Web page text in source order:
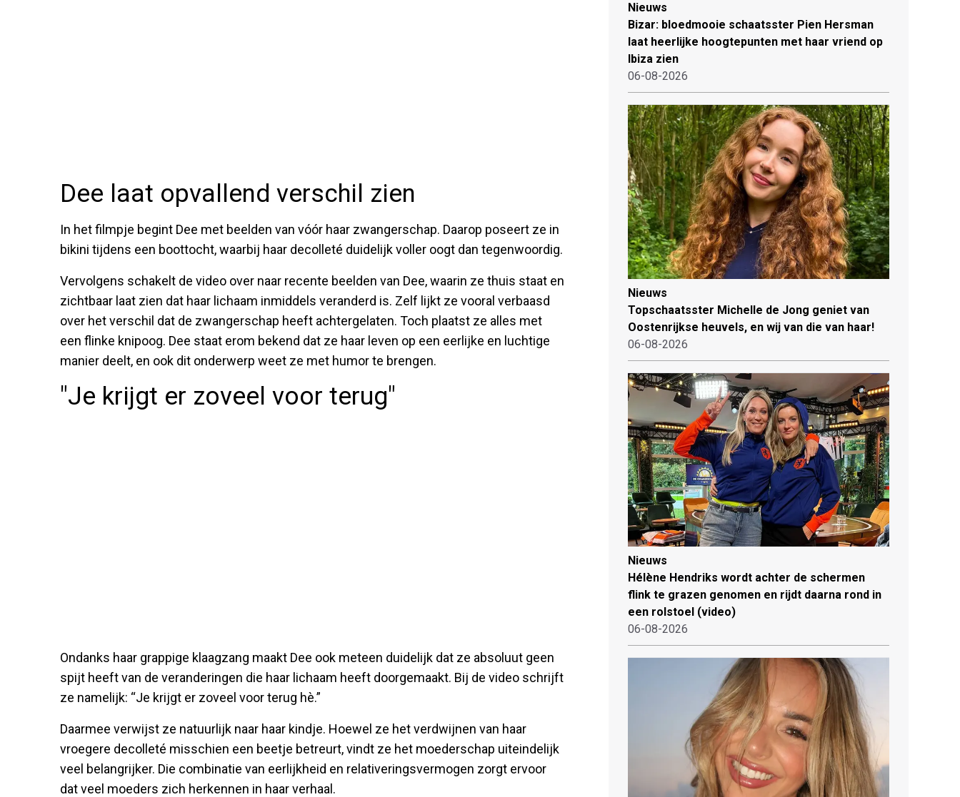
Dee laat opvallend verschil zien
In het filmpje begint Dee met beelden van vóór haar zwangerschap. Daarop poseert ze in
bikini tijdens een boottocht, waarbij haar decolleté duidelijk voller oogt dan tegenwoordig.
Vervolgens schakelt de video over naar recente beelden van Dee, waarin ze thuis staat en
zichtbaar laat zien dat haar lichaam inmiddels veranderd is. Zelf lijkt ze vooral verbaasd
over het verschil dat de zwangerschap heeft achtergelaten. Toch plaatst ze alles met
een flinke knipoog. Dee staat erom bekend dat ze haar leven op een eerlijke en luchtige
manier deelt, en ook dit onderwerp weet ze met humor te brengen.
"Je krijgt er zoveel voor terug"
Ondanks haar grappige klaagzang maakt Dee ook meteen duidelijk dat ze absoluut geen
spijt heeft van de veranderingen die haar lichaam heeft doorgemaakt. Bij de video schrijft
ze namelijk: “Je krijgt er zoveel voor terug hè.”
Daarmee verwijst ze natuurlijk naar haar kindje. Hoewel ze het verdwijnen van haar
vroegere decolleté misschien een beetje betreurt, vindt ze het moederschap uiteindelijk
veel belangrijker. Die combinatie van eerlijkheid en relativeringsvermogen zorgt ervoor
dat veel moeders zich herkennen in haar verhaal.
Nieuws
Bizar: bloedmooie schaatsster Pien Hersman
laat heerlijke hoogtepunten met haar vriend op
Ibiza zien
06-08-2026
Nieuws
Topschaatsster Michelle de Jong geniet van
Oostenrijkse heuvels, en wij van die van haar!
06-08-2026
Nieuws
Hélène Hendriks wordt achter de schermen
flink te grazen genomen en rijdt daarna rond in
een rolstoel (video)
06-08-2026